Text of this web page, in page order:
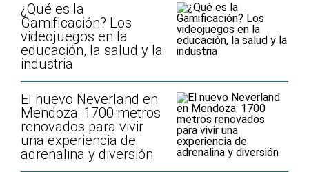
¿Qué es la
Gamificación? Los
videojuegos en la
educación, la salud y la
industria
El nuevo Neverland en
Mendoza: 1700 metros
renovados para vivir
una experiencia de
adrenalina y diversión